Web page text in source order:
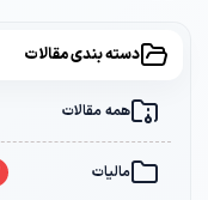
دسته بندی مقالات
همه مقالات
مالیات